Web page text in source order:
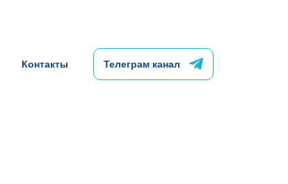
Контакты Телеграм канал